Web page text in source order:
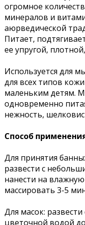
огромное
минералов и
аюрведической
Питает,
ее упругой,
Используется для
для всех типов
маленьким детям.
одновременно
нежность,
Способ
Для принятия
развести с
нанести на
массировать 3-5
Для масок:
цветочной водой